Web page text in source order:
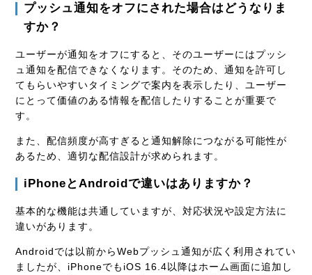
プッシュ通知をオフにされた場合はどうなりま
すか？
ユーザーが通知をオフにすると、そのユーザーにはプッシ
ュ通知を配信できなくなります。そのため、通知を許可し
てもらいやすいタイミングで案内を表示したり、ユーザー
にとって価値のある情報を配信したりすることが重要で
す。
また、配信頻度が高すぎると通知解除につながる可能性が
あるため、適切な配信設計が求められます。
iPhoneとAndroidで違いはありますか？
基本的な機能は共通していますが、対応状況や設定方法に
違いがあります。
Androidでは以前からWebプッシュ通知が広く利用されてい
ましたが、iPhoneでもiOS 16.4以降はホーム画面に追加し